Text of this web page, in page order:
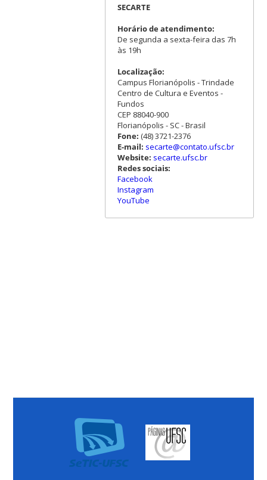
SECARTE
Horário de atendimento:
De segunda a sexta-feira das 7h
às 19h
Localização:
Campus Florianópolis - Trindade
Centro de Cultura e Eventos -
Fundos
CEP 88040-900
Florianópolis - SC - Brasil
Fone: (48) 3721-2376
E-mail: secarte@contato.ufsc.br
Website: secarte.ufsc.br
Redes sociais:
Facebook
Instagram
YouTube